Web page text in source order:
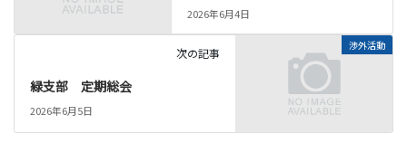
2026年6月4日
渉外活動
次の記事
緑支部 定期総会
2026年6月5日